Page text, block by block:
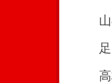
山
足
高